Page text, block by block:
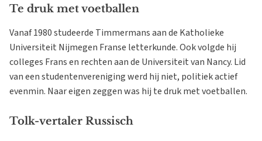
Te druk met voetballen
Vanaf 1980 studeerde Timmermans aan de Katholieke
Universiteit Nijmegen Franse letterkunde. Ook volgde hij
colleges Frans en rechten aan de Universiteit van Nancy. Lid
van een studentenvereniging werd hij niet, politiek actief
evenmin. Naar eigen zeggen was hij te druk met voetballen.
Tolk-vertaler Russisch